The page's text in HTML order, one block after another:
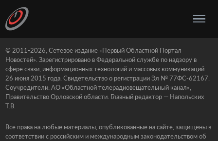
© 2011-2026, Сетевое издание «Первый Областной Портал
Новостей». Зарегистрировано в Федеральной службе по надзору в
сфере связи, информационных технологий и массовых коммуникаций
26 июня 2015 года. Свидетельство о регистрации Эл № 77ФС-62167.
Соучредители: АО «Областной телерадиовещательный канал»,
Правительство Орловской области. Главный редактор — Напольских
Т.В.
Все права на любые материалы, опубликованные на сайте, защищены в
соответствии с российским и международным законодательством об